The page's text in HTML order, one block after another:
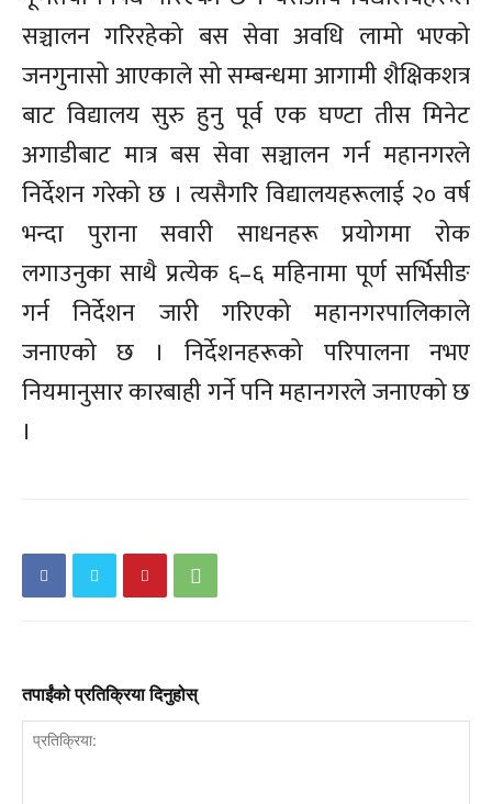
सञ्चालन गरिरहेको बस सेवा अवधि लामो भएको
जनगुनासो आएकाले सो सम्बन्धमा आगामी शैक्षिकशत्र
बाट विद्यालय सुरु हुनु पूर्व एक घण्टा तीस मिनेट
अगाडीबाट मात्र बस सेवा सञ्चालन गर्न महानगरले
निर्देशन गरेको छ । त्यसैगरि विद्यालयहरूलाई २० वर्ष
भन्दा पुराना सवारी साधनहरू प्रयोगमा रोक
लगाउनुका साथै प्रत्येक ६–६ महिनामा पूर्ण सर्भिसीङ
गर्न निर्देशन जारी गरिएको महानगरपालिकाले
जनाएको छ । निर्देशनहरूको परिपालना नभए
नियमानुसार कारबाही गर्ने पनि महानगरले जनाएको छ
।
तपाईंको प्रतिक्रिया दिनुहोस्